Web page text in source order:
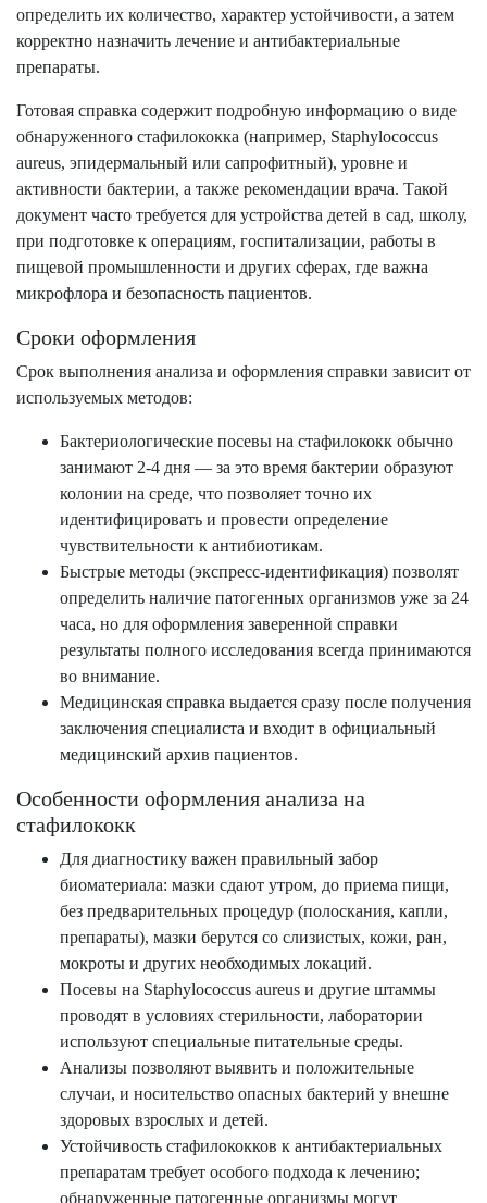
определить их количество, характер устойчивости, а затем
корректно назначить лечение и антибактериальные
препараты.
Готовая справка содержит подробную информацию о виде
обнаруженного стафилококка (например, Staphylococcus
aureus, эпидермальный или сапрофитный), уровне и
активности бактерии, а также рекомендации врача. Такой
документ часто требуется для устройства детей в сад, школу,
при подготовке к операциям, госпитализации, работы в
пищевой промышленности и других сферах, где важна
микрофлора и безопасность пациентов.
Сроки оформления
Срок выполнения анализа и оформления справки зависит от
используемых методов:
Бактериологические посевы на стафилококк обычно
занимают 2-4 дня — за это время бактерии образуют
колонии на среде, что позволяет точно их
идентифицировать и провести определение
чувствительности к антибиотикам.
Быстрые методы (экспресс-идентификация) позволят
определить наличие патогенных организмов уже за 24
часа, но для оформления заверенной справки
результаты полного исследования всегда принимаются
во внимание.
Медицинская справка выдается сразу после получения
заключения специалиста и входит в официальный
медицинский архив пациентов.
Особенности оформления анализа на
стафилококк
Для диагностику важен правильный забор
биоматериала: мазки сдают утром, до приема пищи,
без предварительных процедур (полоскания, капли,
препараты), мазки берутся со слизистых, кожи, ран,
мокроты и других необходимых локаций.
Посевы на Staphylococcus aureus и другие штаммы
проводят в условиях стерильности, лаборатории
используют специальные питательные среды.
Анализы позволяют выявить и положительные
случаи, и носительство опасных бактерий у внешне
здоровых взрослых и детей.
Устойчивость стафилококков к антибактериальных
препаратам требует особого подхода к лечению;
обнаруженные патогенные организмы могут